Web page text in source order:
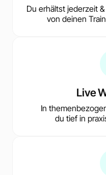
Du erhältst jederzeit
von deinen
Live
In
du tief in